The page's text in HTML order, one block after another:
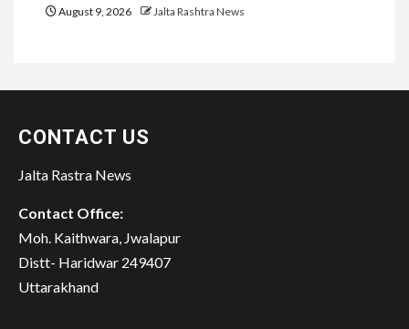
August 9, 2026 Jalta Rashtra News
CONTACT US
Jalta Rastra News
Contact Office:
Moh. Kaithwara, Jwalapur
Distt- Haridwar 249407
Uttarakhand